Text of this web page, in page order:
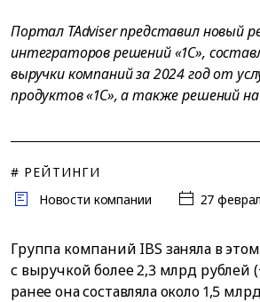
Портал TAdviser представил новый
интеграторов решений «1С»,
выручки компаний за 2024 год от
продуктов «1С», а также решений на
# РЕЙТИНГИ
Новости компании
27
Группа компаний IBS заняла в
с выручкой более 2,3 млрд рублей
ранее она составляла около 1,5